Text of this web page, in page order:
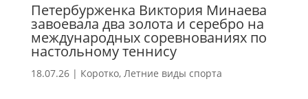
Петербурженка Виктория Минаева
завоевала два золота и серебро на
международных соревнованиях по
настольному теннису
18.07.26| Коротко, Летние виды спорта